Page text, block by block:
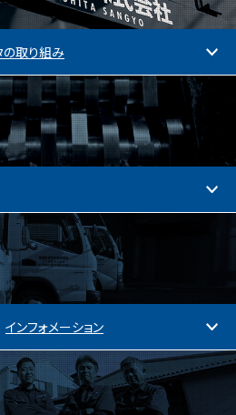
の取り組み
インフォメーション